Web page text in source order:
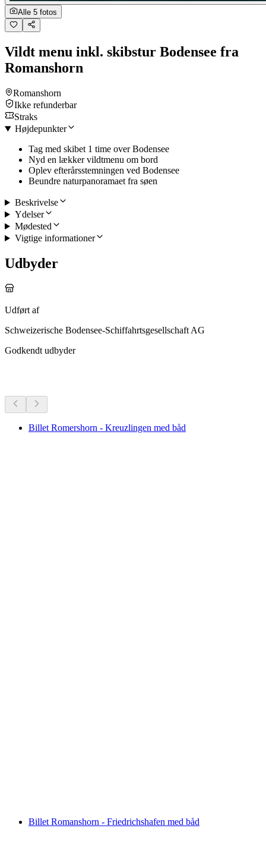
Alle 5 fotos
Vildt menu inkl. skibstur Bodensee fra
Romanshorn
Romanshorn
Ikke refunderbar
Straks
Højdepunkter
Tag med skibet 1 time over Bodensee
Nyd en lækker vildtmenu om bord
Oplev efterårsstemningen ved Bodensee
Beundre naturpanoramaet fra søen
Beskrivelse
Ydelser
Mødested
Vigtige informationer
Udbyder
Udført af
Schweizerische Bodensee-Schiffahrtsgesellschaft AG
Godkendt udbyder
Billet Romershorn - Kreuzlingen med båd
Billet Romanshorn - Friedrichshafen med båd